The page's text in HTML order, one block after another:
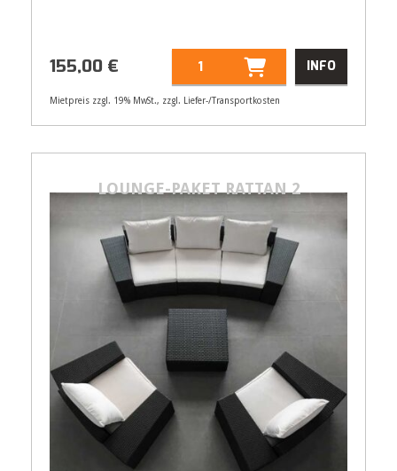
Artikelnummer 33182
155,00 € INFO
Mietpreis zzgl. 19% MwSt., zzgl. Liefer-/Transportkosten
LOUNGE-PAKET RATTAN 2